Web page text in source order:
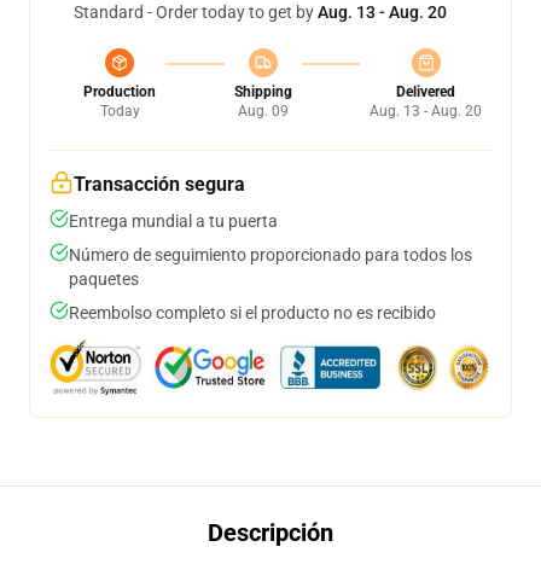
Standard - Order today to get byAug. 13 - Aug. 20
Production
Today
Shipping
Aug. 09
Delivered
Aug. 13 - Aug. 20
Transacción segura
Entrega mundial a tu puerta
Número de seguimiento proporcionado para todos los
paquetes
Reembolso completo si el producto no es recibido
Descripción